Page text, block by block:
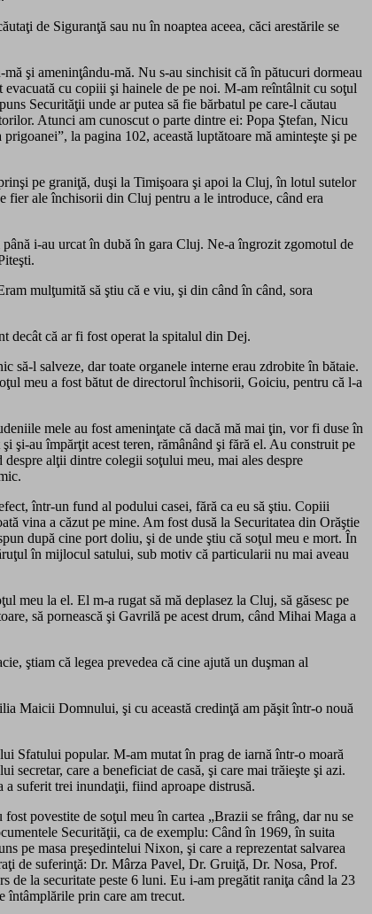
de Siguranţă sau nu în noaptea aceea, căci arestările se
şi ameninţându-mă. Nu s-au sinchisit că în pătucuri dormeau
cu copiii şi hainele de pe noi. M-am reîntâlnit cu soţul
Securităţii unde ar putea să fie bărbatul pe care-l căutau
Atunci am cunoscut o parte dintre ei: Popa Ştefan, Nicu
la pagina 102, această luptătoare mă aminteşte şi pe
pe graniţă, duşi la Timişoara şi apoi la Cluj, în lotul sutelor
fier ale închisorii din Cluj pentru a le introduce, când era
i-au urcat în dubă în gara Cluj. Ne-a îngrozit zgomotul de
mulţumită să ştiu că e viu, şi din când în când, sora
decât că ar fi fost operat la spitalul din Dej.
l salveze, dar toate organele interne erau zdrobite în bătaie.
meu a fost bătut de directorul închisorii, Goiciu, pentru că l-a
mele au fost ameninţate că dacă mă mai ţin, vor fi duse în
şi-au împărţit acest teren, rămânând şi fără el. Au construit pe
alţii dintre colegii soţului meu, mai ales despre
într-un fund al podului casei, fără ca eu să ştiu. Copiii
vina a căzut pe mine. Am fost dusă la Securitatea din Orăştie
după cine port doliu, şi de unde ştiu că soţul meu e mort. În
în mijlocul satului, sub motiv că particularii nu mai aveau
meu la el. El m-a rugat să mă deplasez la Cluj, să găsesc pe
să pornească şi Gavrilă pe acest drum, când Mihai Maga a
ştiam că legea prevedea că cine ajută un duşman al
Maicii Domnului, şi cu această credinţă am păşit într-o nouă
Sfatului popular. M-am mutat în prag de iarnă într-o moară
care a beneficiat de casă, şi care mai trăieşte şi azi.
suferit trei inundaţii, fiind aproape distrusă.
povestite de soţul meu în cartea „Brazii se frâng, dar nu se
Securităţii, ca de exemplu: Când în 1969, în suita
pe masa preşedintelui Nixon, şi care a reprezentat salvarea
de suferinţă: Dr. Mârza Pavel, Dr. Gruiţă, Dr. Nosa, Prof.
la securitate peste 6 luni. Eu i-am pregătit raniţa când la 23
întâmplările prin care am trecut.